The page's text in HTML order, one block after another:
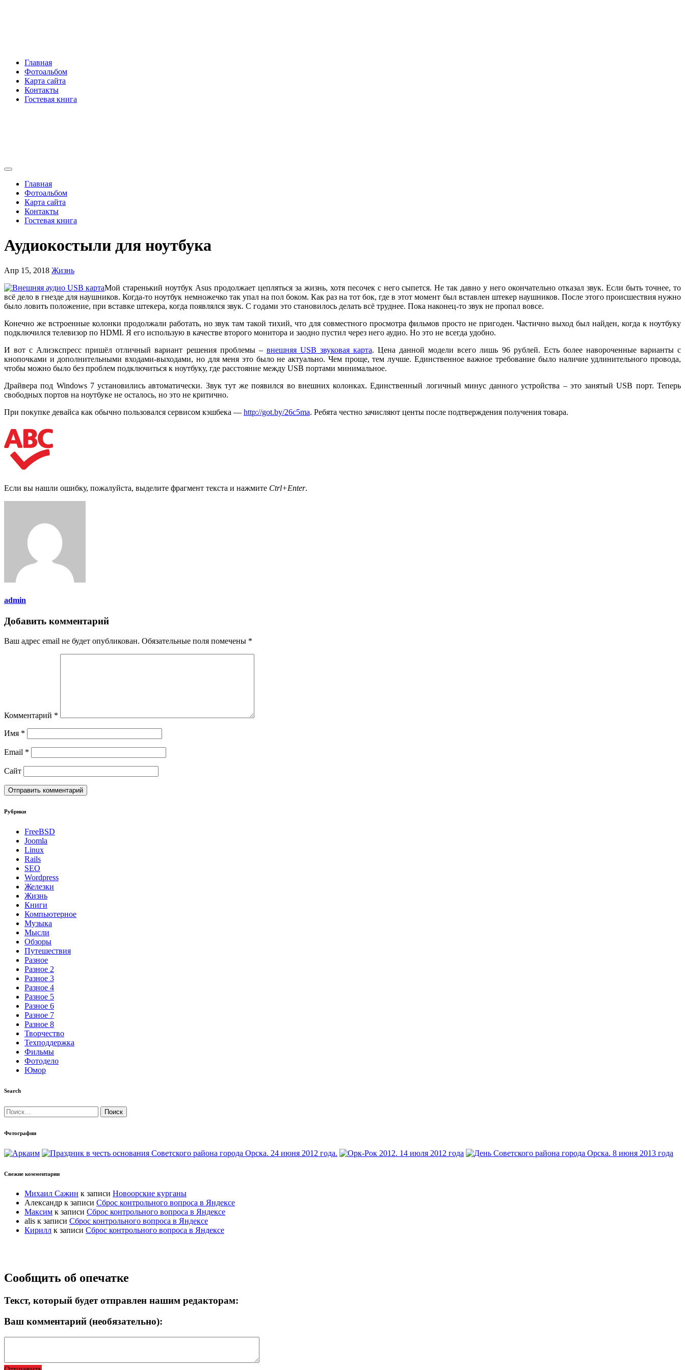
Главная
Фотоальбом
Карта сайта
Контакты
Гостевая книга
Главная
Фотоальбом
Карта сайта
Контакты
Гостевая книга
Аудиокостыли для ноутбука
Апр 15, 2018 Жизнь
Мой старенький ноутбук Asus продолжает цепляться за жизнь, хотя песочек с него сыпется. Не так давно у него окончательно отказал звук. Если быть точнее, то
всё дело в гнезде для наушников. Когда-то ноутбук немножечко так упал на пол боком. Как раз на тот бок, где в этот момент был вставлен штекер наушников. После этого происшествия нужно
было ловить положение, при вставке штекера, когда появлялся звук. С годами это становилось делать всё труднее. Пока наконец-то звук не пропал вовсе.
Конечно же встроенные колонки продолжали работать, но звук там такой тихий, что для совместного просмотра фильмов просто не пригоден. Частично выход был найден, когда к ноутбуку
подключился телевизор по HDMI. Я его использую в качестве второго монитора и заодно пустил через него аудио. Но это не всегда удобно.
И вот с Алиэкспресс пришёл отличный вариант решения проблемы – внешняя USB звуковая карта. Цена данной модели всего лишь 96 рублей. Есть более навороченные варианты с
кнопочками и дополнительными входами-выходами, но для меня это было не актуально. Чем проще, тем лучше. Единственное важное требование было наличие удлинительного провода,
чтобы можно было без проблем подключиться к ноутбуку, где расстояние между USB портами минимальное.
Драйвера под Windows 7 установились автоматически. Звук тут же появился во внешних колонках. Единственный логичный минус данного устройства – это занятый USB порт. Теперь
свободных портов на ноутбуке не осталось, но это не критично.
При покупке девайса как обычно пользовался сервисом кэшбека — http://got.by/26c5ma. Ребята честно зачисляют центы после подтверждения получения товара.
Если вы нашли ошибку, пожалуйста, выделите фрагмент текста и нажмите Ctrl+Enter.
admin
Добавить комментарий
Ваш адрес email не будет опубликован. Обязательные поля помечены *
Комментарий *
Имя *
Email *
Сайт
Рубрики
FreeBSD
Joomla
Linux
Rails
SEO
Wordpress
Железки
Жизнь
Книги
Компьютерное
Музыка
Мысли
Обзоры
Путешествия
Разное
Разное 2
Разное 3
Разное 4
Разное 5
Разное 6
Разное 7
Разное 8
Творчество
Техподдержка
Фильмы
Фотодело
Юмор
Search
Найти:
Фотографии
Свежие комментарии
Михаил Сажин к записи Новоорские курганы
Александр к записи Сброс контрольного вопроса в Яндексе
Максим к записи Сброс контрольного вопроса в Яндексе
alis к записи Сброс контрольного вопроса в Яндексе
Кирилл к записи Сброс контрольного вопроса в Яндексе
Прокрутка
вверх
Сообщить об опечатке
Текст, который будет отправлен нашим редакторам:
Ваш комментарий (необязательно):